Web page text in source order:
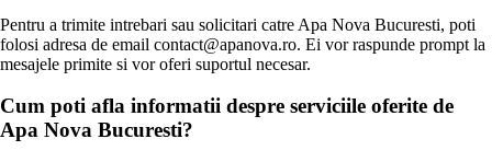
Pentru a trimite intrebari sau solicitari catre Apa Nova Bucuresti, poti
folosi adresa de email contact@apanova.ro. Ei vor raspunde prompt la
mesajele primite si vor oferi suportul necesar.
Cum poti afla informatii despre serviciile oferite de
Apa Nova Bucuresti?